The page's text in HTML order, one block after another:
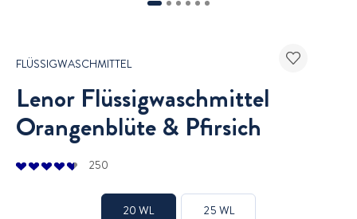
1 2 3 4 5 6
FLÜSSIGWASCHMITTEL
Lenor Flüssigwaschmittel
Orangenblüte & Pfirsich
250
20 WL 25 WL